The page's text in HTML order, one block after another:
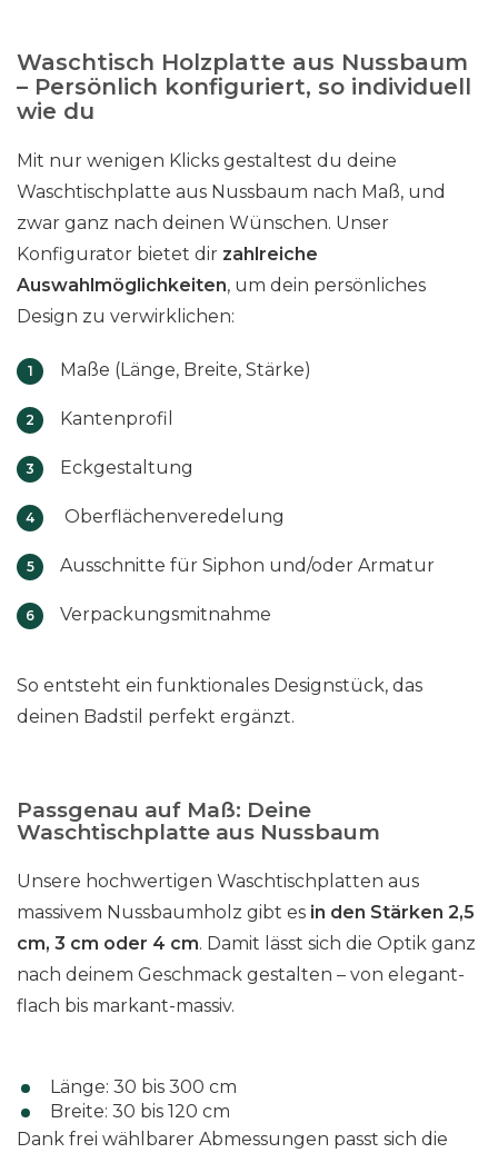
a
u
m
e
n
g
e
Waschtisch Holzplatte aus Nussbaum
– Persönlich konfiguriert, so individuell
wie du
Mit nur wenigen Klicks gestaltest du deine
Waschtischplatte aus Nussbaum nach Maß, und
zwar ganz nach deinen Wünschen. Unser
Konfigurator bietet dir zahlreiche
Auswahlmöglichkeiten, um dein persönliches
Design zu verwirklichen:
Maße (Länge, Breite, Stärke)
Kantenprofil
Eckgestaltung
Oberflächenveredelung
Ausschnitte für Siphon und/oder Armatur
Verpackungsmitnahme
So entsteht ein funktionales Designstück, das
deinen Badstil perfekt ergänzt.
Passgenau auf Maß: Deine
Waschtischplatte aus Nussbaum
Unsere hochwertigen Waschtischplatten aus
massivem Nussbaumholz gibt es in den Stärken 2,5
cm, 3 cm oder 4 cm. Damit lässt sich die Optik ganz
nach deinem Geschmack gestalten – von elegant-
flach bis markant-massiv.
Länge: 30 bis 300 cm
Breite: 30 bis 120 cm
Dank frei wählbarer Abmessungen passt sich die